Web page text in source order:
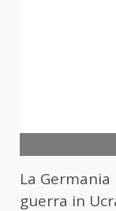
La
guerra in